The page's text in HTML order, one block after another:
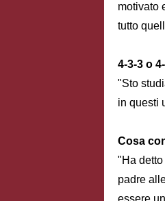
motivato
tutto
4-3-3 o
"Sto
in questi
Cosa
"Ha
padre